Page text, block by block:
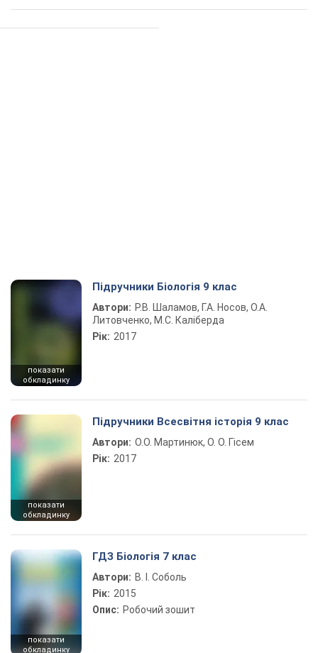
показати
обкладинку
Підручники Біологія 9 клас
Автори: Р.В. Шаламов, Г.А. Носов, О.А.
Литовченко, М.С. Каліберда
Рік: 2017
показати
обкладинку
Підручники Всесвітня історія 9 клас
Автори: О.О. Мартинюк, О. О. Гісем
Рік: 2017
показати
обкладинку
ГДЗ Біологія 7 клас
Автори: В. І. Соболь
Рік: 2015
Опис: Робочий зошит